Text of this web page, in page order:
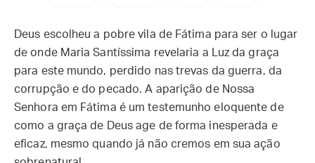
Deus escolheu a pobre vila de Fátima para ser o lugar
de onde Maria Santíssima revelaria a Luz da graça
para este mundo, perdido nas trevas da guerra, da
corrupção e do pecado. A aparição de Nossa
Senhora em Fátima é um testemunho eloquente de
como a graça de Deus age de forma inesperada e
eficaz, mesmo quando já não cremos em sua ação